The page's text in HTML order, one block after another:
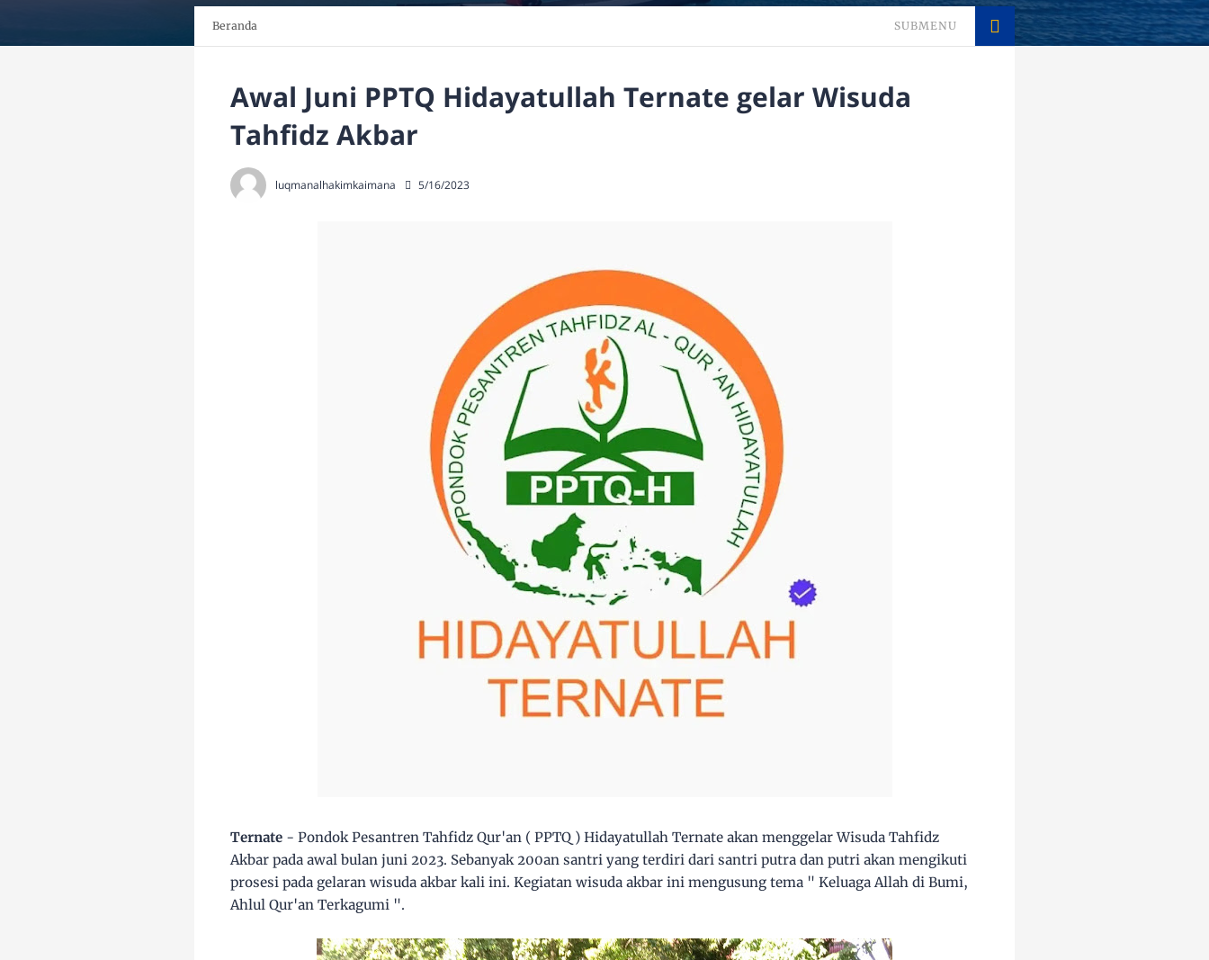
Beranda SUBMENU
Awal Juni PPTQ Hidayatullah Ternate gelar Wisuda
Tahfidz Akbar
luqmanalhakimkaimana 5/16/2023
Ternate - Pondok Pesantren Tahfidz Qur'an ( PPTQ ) Hidayatullah Ternate akan menggelar Wisuda Tahfidz
Akbar pada awal bulan juni 2023. Sebanyak 200an santri yang terdiri dari santri putra dan putri akan mengikuti
prosesi pada gelaran wisuda akbar kali ini. Kegiatan wisuda akbar ini mengusung tema " Keluaga Allah di Bumi,
Ahlul Qur'an Terkagumi ".